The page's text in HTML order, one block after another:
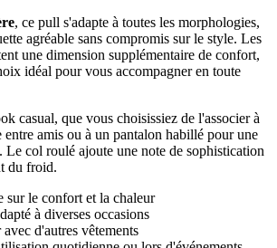
, ce pull s'adapte à toutes les morphologies,
agréable sans compromis sur le style. Les
une dimension supplémentaire de confort,
idéal pour vous accompagner en toute
casual, que vous choisissiez de l'associer à
amis ou à un pantalon habillé pour une
Le col roulé ajoute une note de sophistication
du froid.
sur le confort et la chaleur
à diverses occasions
d'autres vêtements